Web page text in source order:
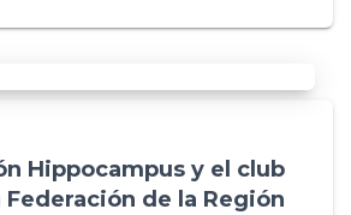
Hippocampus y el club
Federación de la Región